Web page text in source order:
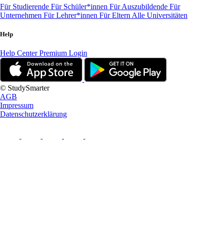
Für Studierende Für Schüler*innen Für Auszubildende Für
Unternehmen Für Lehrer*innen Für Eltern Alle Universitäten
Help
Help CenterPremium Login
© StudySmarter
AGB
Impressum
Datenschutzerklärung